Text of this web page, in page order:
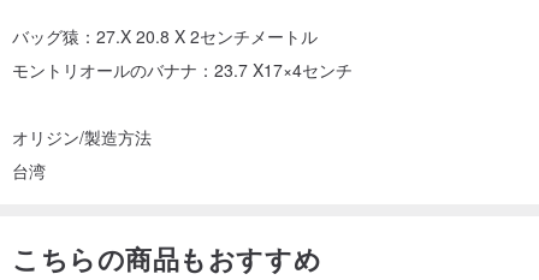
バッグ猿：27.X 20.8 X 2センチメートル
モントリオールのバナナ：23.7 X17×4センチ
オリジン/製造方法
台湾
こちらの商品もおすすめ